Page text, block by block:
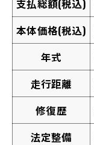
支払総額(税込)
本体価格(税込)
年式
走行距離
修復歴
法定整備